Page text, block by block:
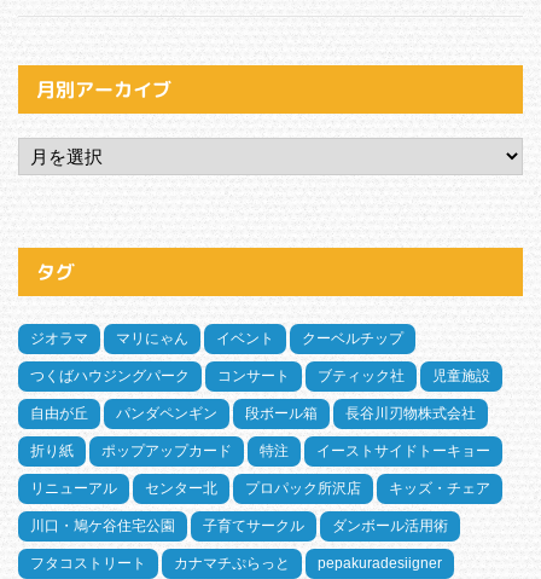
月別アーカイブ
タグ
ジオラマ マリにゃん イベント クーベルチップ
つくばハウジングパーク コンサート ブティック社 児童施設
自由が丘 パンダペンギン 段ボール箱 長谷川刃物株式会社
折り紙 ポップアップカード 特注 イーストサイドトーキョー
リニューアル センター北 プロパック所沢店 キッズ・チェア
川口・鳩ケ谷住宅公園 子育てサークル ダンボール活用術
フタコストリート カナマチぷらっと pepakuradesiigner